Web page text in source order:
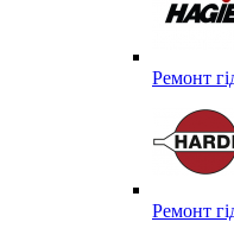
Ремонт
Ремонт